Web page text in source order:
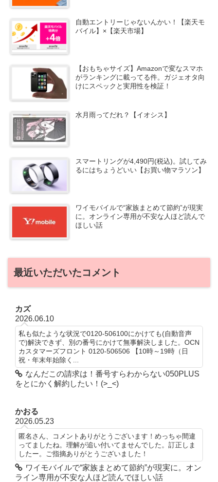
自動エントリーじゃないんかい！【楽天モ
バイル】×【楽天市場】
【おもちゃサイズ】Amazonで変なスマホ
がランキングに載ってる件。ガジェオタ向
けにスペックと実用性を検証！
水月雨ってだれ？【イオシス】
スマートリングが4,490円(税込)。試してみ
るにはちょうどいい【お買い物マラソン】
ワイモバイルで“家族まとめて節約”が現実
に。オンライン専用が不安な人ほど読んで
ほしい話
最近いただいたコメント
カズ
2026.06.10
私も似たような状況で0120-506100にかけても(自動音声
で)解決できず、別の番号にかけて無事解決しました。OCN
カスタマーズフロント 0120-506506 【10時～19時（日
祝・年末年始除く...
なんだこの請求は！番号すらわからない050PLUS
をとにかく解約したい！(>_<)
かおる
2026.05.23
匿名さん、コメントありがとうございます！めっちゃ間違
ってましたね。理解が追い付いてませんでした。訂正しま
したー。ご指摘ありがとうございました！
ワイモバイルで“家族まとめて節約”が現実に。オン
ライン専用が不安な人ほど読んでほしい話